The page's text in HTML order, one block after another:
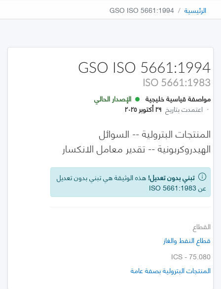
الرئيسية GSO ISO 5661:1994
GSO ISO 5661:1994
ISO 5661:1983
مواصفة قياسية خليجية
الإصدار الحالي
· اعتمدت بتاريخ ٢٩ أكتوبر ٢٠٢٥
المنتجات البترولية -- السوائل
الهيدروكربونية -- تقدير معامل الانكسار
تبني بدون تعديل! هذه الوثيقة هي تبني بدون تعديل
عن ISO 5661:1983
القطاع
قطاع النفط والغاز
ICS - 75.080
المنتجات البترولية بصفة عامة